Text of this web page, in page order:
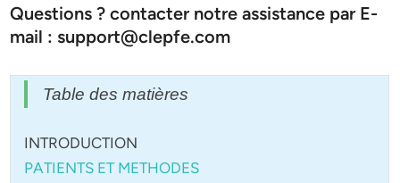
Questions ? contacter notre assistance par E-
mail : support@clepfe.com
Table des matières
INTRODUCTION
PATIENTS ET METHODES